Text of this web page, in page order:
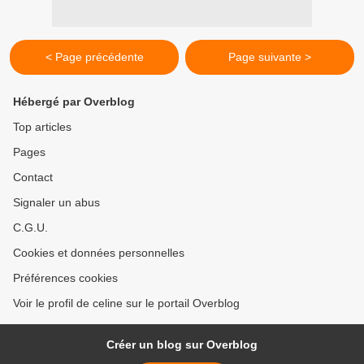
< Page précédente Page suivante >
Hébergé par Overblog
Top articles
Pages
Contact
Signaler un abus
C.G.U.
Cookies et données personnelles
Préférences cookies
Voir le profil de celine sur le portail Overblog
Créer un blog sur Overblog